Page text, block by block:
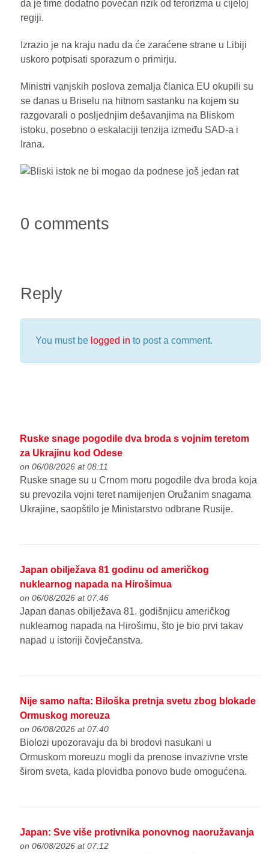
da je time dodatno povećan rizik od terorizma u cijeloj
regiji.
Izrazio je na kraju nadu da će zaraćene strane u Libiji
uskoro potpisati sporazum o primirju.
Ministri vanjskih poslova zemalja članica EU okupili su
se danas u Briselu na hitnom sastanku na kojem su
razgovarali o posljednjim dešavanjima na Bliskom
istoku, posebno o eskalaciji tenzija između SAD-a i
Irana.
0 comments
Reply
You must be logged in to post a comment.
Ruske snage pogodile dva broda s vojnim teretom
za Ukrajinu kod Odese
on 06/08/2026 at 08:11
Ruske snage su u Crnom moru pogodile dva broda koja
su prevozila vojni teret namijenjen Oružanim snagama
Ukrajine, saopštilo je Ministarstvo odbrane Rusije.
Japan obilježava 81 godinu od američkog
nuklearnog napada na Hirošimua
on 06/08/2026 at 07:46
Japan danas obilježava 81. godišnjicu američkog
nuklearnog napada na Hirošimu, što je bio prvi takav
napad u istoriji čovječanstva.
Nije samo nafta: Biloška pretnja svetu zbog blokade
Ormuskog moreuza
on 06/08/2026 at 07:40
Biolozi upozoravaju da bi brodovi nasukani u
Ormuskom moreuzu mogli da prenose invazivne vrste
širom sveta, kada plovidba ponovo bude omogućena.
Japan: Sve više protivnika ponovnog naoružavanja
on 06/08/2026 at 07:12